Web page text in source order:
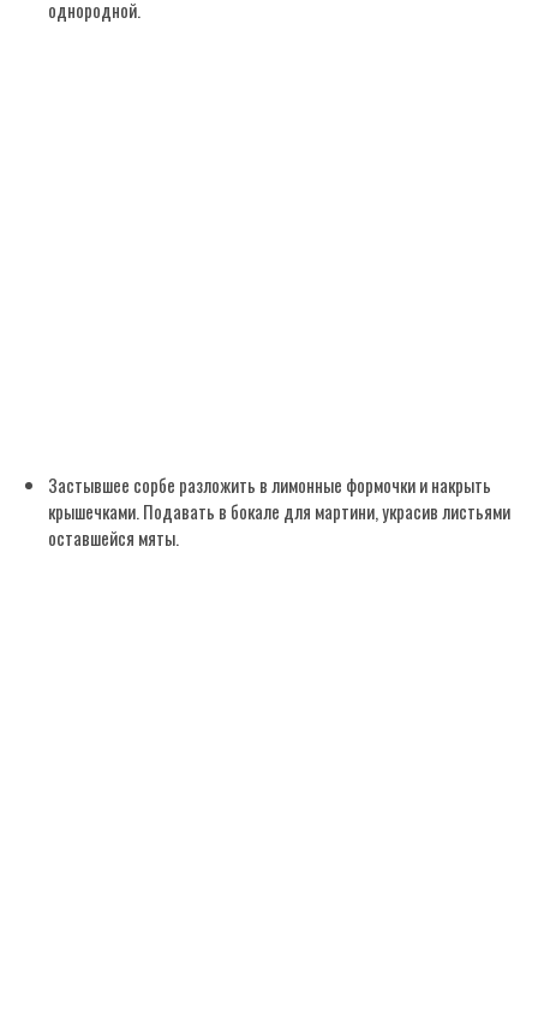
однородной.
Застывшее сорбе разложить в лимонные формочки и накрыть
крышечками. Подавать в бокале для мартини, украсив листьями
оставшейся мяты.